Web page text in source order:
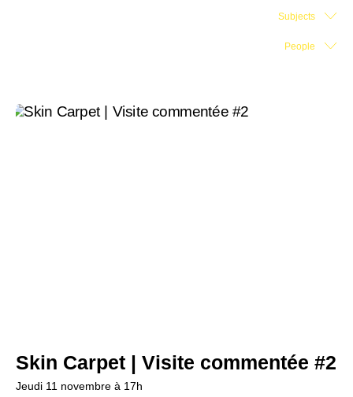
Subjects
People
Skin Carpet | Visite commentée #2
Jeudi 11 novembre à 17h